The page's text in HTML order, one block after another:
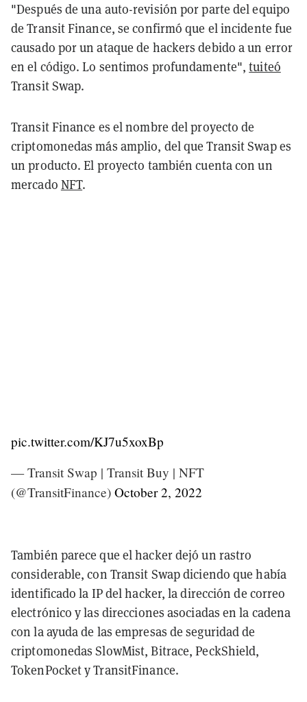
"Después de una auto-revisión por parte del equipo
de Transit Finance, se confirmó que el incidente fue
causado por un ataque de hackers debido a un error
en el código. Lo sentimos profundamente",tuiteó
Transit Swap.
Transit Finance es el nombre del proyecto de
criptomonedas más amplio, del que Transit Swap es
un producto. El proyecto también cuenta con un
mercado NFT.
pic.twitter.com/KJ7u5xoxBp
— Transit Swap | Transit Buy | NFT
(@TransitFinance) October 2, 2022
También parece que el hacker dejó un rastro
considerable, con Transit Swap diciendo que había
identificado la IP del hacker, la dirección de correo
electrónico y las direcciones asociadas en la cadena
con la ayuda de las empresas de seguridad de
criptomonedas SlowMist, Bitrace, PeckShield,
TokenPocket y TransitFinance.